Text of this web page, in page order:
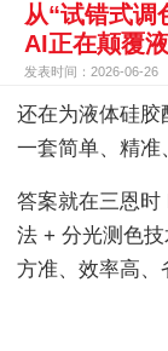
从“试错式
AI正在颠覆
发表时间：2026-06-26
还在为液体硅胶
一套简单、精
答案就在三恩时
法 + 分光测色
方准、效率高、